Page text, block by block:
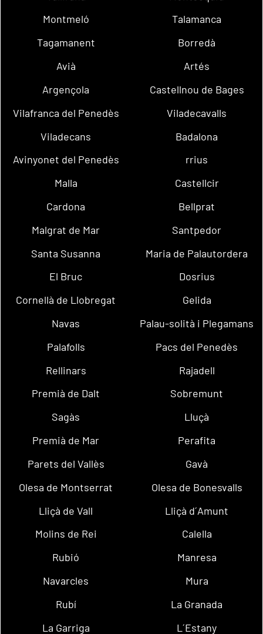
Montmeló
Talamanca
Tagamanent
Borredà
Avià
Artés
Argençola
Castellnou de Bages
Vilafranca del Penedès
Viladecavalls
Viladecans
Badalona
Avinyonet del Penedès
rrius
Malla
Castellcir
Cardona
Bellprat
Malgrat de Mar
Santpedor
Santa Susanna
Maria de Palautordera
El Bruc
Dosrius
Cornellà de Llobregat
Gelida
Navas
Palau-solità i Plegamans
Palafolls
Pacs del Penedès
Rellinars
Rajadell
Premià de Dalt
Sobremunt
Sagàs
Lluçà
Premià de Mar
Perafita
Parets del Vallès
Gavà
Olesa de Montserrat
Olesa de Bonesvalls
Lliçà de Vall
Lliçà d´Amunt
Molins de Rei
Calella
Rubió
Manresa
Navarcles
Mura
Rubí
La Granada
La Garriga
L´Estany